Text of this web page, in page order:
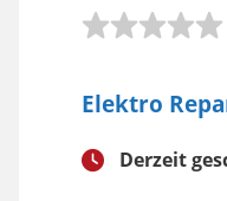
Elektro
Derzeit